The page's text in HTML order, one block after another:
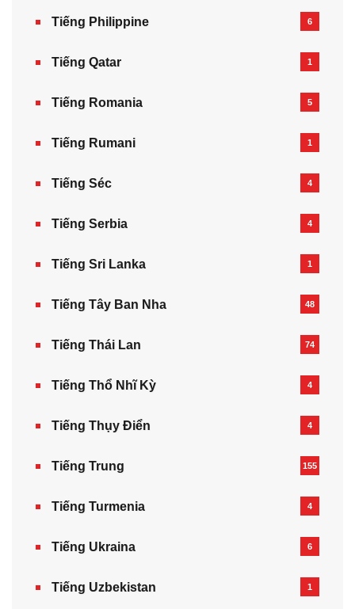
Tiếng Philippine 6
Tiếng Qatar 1
Tiếng Romania 5
Tiếng Rumani 1
Tiếng Séc 4
Tiếng Serbia 4
Tiếng Sri Lanka 1
Tiếng Tây Ban Nha 48
Tiếng Thái Lan 74
Tiếng Thổ Nhĩ Kỳ 4
Tiếng Thụy Điển 4
Tiếng Trung 155
Tiếng Turmenia 4
Tiếng Ukraina 6
Tiếng Uzbekistan 1